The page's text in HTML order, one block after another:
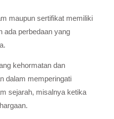
maupun sertifikat memiliki
ada perbedaan yang
kehormatan dan
dalam memperingati
sejarah, misalnya ketika